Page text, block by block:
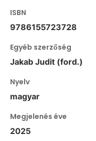
ISBN
9786155723728
Egyéb szerzőség
Jakab Judit (ford.)
Nyelv
magyar
Megjelenés éve
2025